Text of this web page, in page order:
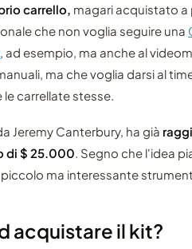
carrello, magari acquistato a
che non voglia seguire una
, ad esempio, ma anche al
ma che voglia darsi al
carrellate stesse.
Jeremy Canterbury, ha già
di $ 25.000 . Segno che l'idea
ma interessante
acquistare il kit?